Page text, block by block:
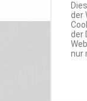
der
der
nur